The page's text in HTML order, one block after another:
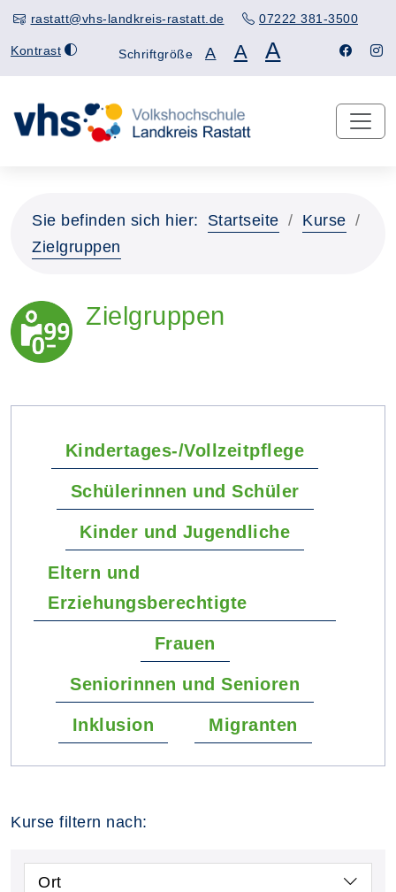
rastatt@vhs-landkreis-rastatt.de 07222 381-3500
Kontrast Schriftgröße A A A
Sie befinden sich hier: Startseite
Kurse
Zielgruppen
Zielgruppen
Kindertages-/Vollzeitpflege
Schülerinnen und Schüler
Kinder und Jugendliche
Eltern und
Erziehungsberechtigte
Frauen
Seniorinnen und Senioren
Inklusion Migranten
Kurse filtern nach:
Ort